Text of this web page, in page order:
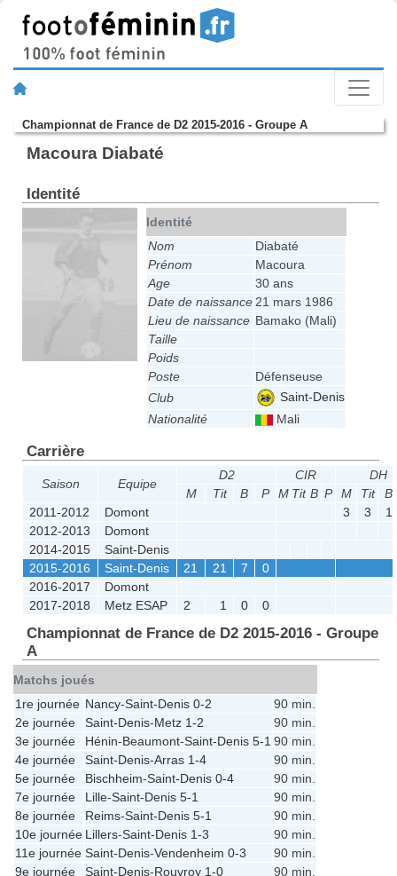
Championnat de France de D2 2015-2016 - Groupe A
Macoura Diabaté
Identité
Identité
Nom
Diabaté
Prénom
Macoura
Age
30 ans
Date de naissance 21 mars 1986
Lieu de naissance Bamako (Mali)
Taille
Poids
Poste
Défenseuse
Club
Saint-Denis
Nationalité
Mali
Carrière
Saison Equipe
D2 CIR
DH
M
Tit B P M Tit B P M Tit
B
2011-2012
Domont 3 3
1
2012-2013
Domont
2014-2015
Saint-Denis
2015-2016
Saint-Denis 21 21 7
0
2016-2017
Domont
2017-2018
Metz ESAP 2 1 0 0
Championnat de France de D2 2015-2016 - Groupe
A
Matchs joués
1re journée Nancy-Saint-Denis 0-2
90 min.
2e journée
Saint-Denis-Metz 1-2
90 min.
3e journée
Hénin-Beaumont-Saint-Denis 5-1 90 min.
4e journée
Saint-Denis-Arras 1-4
90 min.
5e journée
Bischheim-Saint-Denis 0-4
90 min.
7e journée
Lille-Saint-Denis 5-1
90 min.
8e journée
Reims-Saint-Denis 5-1
90 min.
10e journée Lillers-Saint-Denis 1-3
90 min.
11e journée Saint-Denis-Vendenheim 0-3
90 min.
9e journée
Saint-Denis-Rouvroy 1-0
90 min.